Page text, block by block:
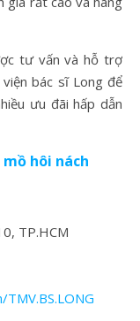
tư vấn và hỗ trợ
bác sĩ Long để
ưu đãi hấp dẫn
hôi nách
TP.HCM